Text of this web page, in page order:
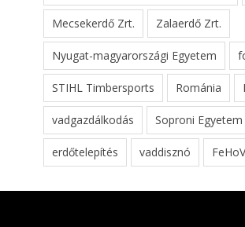
Mecsekerdő Zrt. Zalaerdő Zrt.
Nyugat-magyarországi Egyetem
STIHL Timbersports Románia
vadgazdálkodás Soproni Egyetem
erdőtelepítés vaddisznó